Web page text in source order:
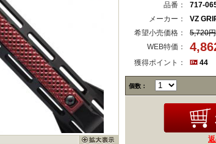
品番：
717-
メーカー：
VZ
希望小売価格：
5,720円
WEB特価：
獲得ポイント：
44
個数：